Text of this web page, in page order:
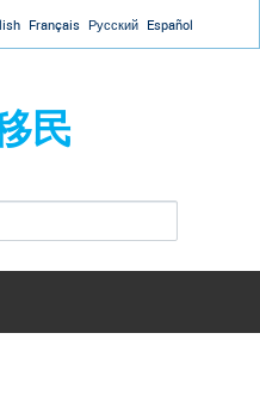
Français Русский Español
民